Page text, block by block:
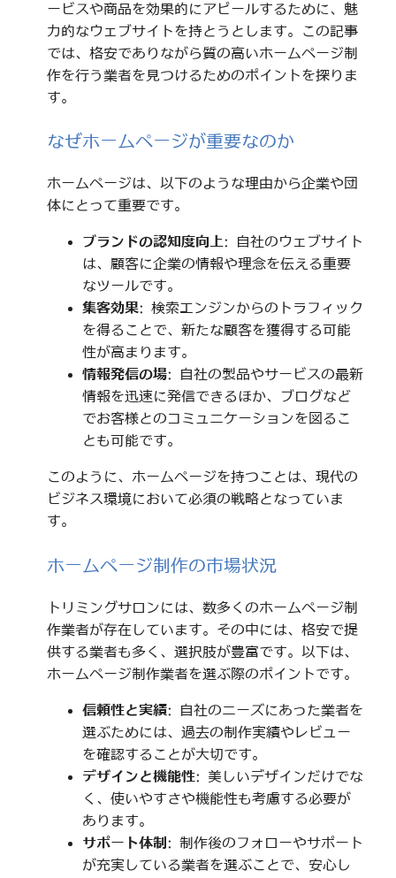
ービスや商品を効果的にアピールするために、魅
力的なウェブサイトを持とうとします。この記事
では、格安でありながら質の高いホームページ制
作を行う業者を見つけるためのポイントを探りま
す。
なぜホームページが重要なのか
ホームページは、以下のような理由から企業や団
体にとって重要です。
ブランドの認知度向上: 自社のウェブサイト
は、顧客に企業の情報や理念を伝える重要
なツールです。
集客効果: 検索エンジンからのトラフィック
を得ることで、新たな顧客を獲得する可能
性が高まります。
情報発信の場: 自社の製品やサービスの最新
情報を迅速に発信できるほか、ブログなど
でお客様とのコミュニケーションを図るこ
とも可能です。
このように、ホームページを持つことは、現代の
ビジネス環境において必須の戦略となっていま
す。
ホームページ制作の市場状況
トリミングサロンには、数多くのホームページ制
作業者が存在しています。その中には、格安で提
供する業者も多く、選択肢が豊富です。以下は、
ホームページ制作業者を選ぶ際のポイントです。
信頼性と実績: 自社のニーズにあった業者を
選ぶためには、過去の制作実績やレビュー
を確認することが大切です。
デザインと機能性: 美しいデザインだけでな
く、使いやすさや機能性も考慮する必要が
あります。
サポート体制 : 制作後のフォローやサポート
が充実している業者を選ぶことで、安心し